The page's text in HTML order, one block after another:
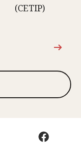
(CETIP)